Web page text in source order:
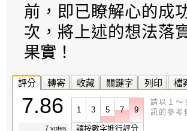
前，即已瞭解心的成
次，將上述的想法落
果實！
評分 轉寄 收藏 關鍵字 列印 檔
7.86
7 votes
1 3 5 7 9
請按數字進行評分
請以１～
訊的參考